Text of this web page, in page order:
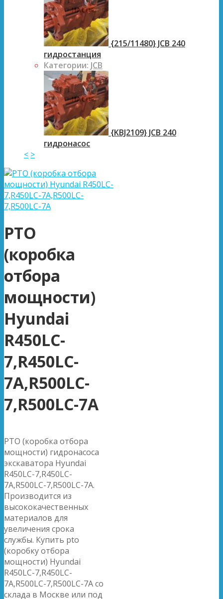
{215/11480} JCB 240
гидростанция
Категории: JCB
{KBJ2109} JCB 240
гидронасос
< >
PTO
(коробка
отбора
мощности)
Hyundai
R450LC-
7,R450LC-
7A,R500LC-
7,R500LC-7A
PTO (коробка отбора
мощности) гидронасоса
экскаватора Hyundai
R450LC-7,R450LC-
7A,R500LC-7,R500LC-7A.
Производится из
высококачественных
материалов для
увеличения срока
службы. Купить pto
(коробку отбора
мощности) Hyundai
R450LC-7,R450LC-
7A,R500LC-7,R500LC-7A со
склада в Москве или под